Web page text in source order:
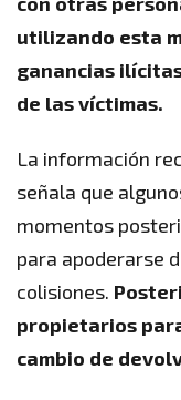
utilizando esta
ganancias
de las víctimas.
La información
señala que
momentos
para apoderarse
colisiones.
propietarios
cambio de